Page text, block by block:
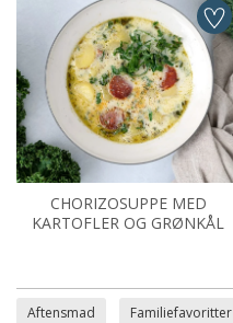
CHORIZOSUPPE MED
KARTOFLER OG GRØNKÅL
Aftensmad Familiefavoritter